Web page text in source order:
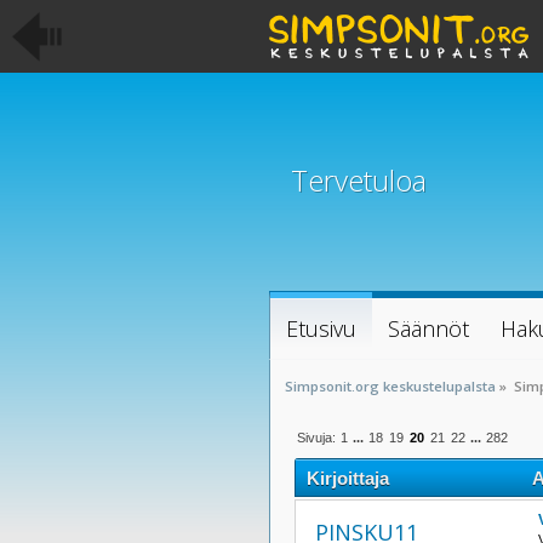
Tervetuloa
Etusivu Säännöt
Simpsonit.org keskustelupalsta »
Sivuja: 1 ... 18 19 20 21 22 ... 282
Kirjoittaja
PINSKU11